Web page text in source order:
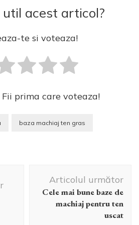
acest articol?
te si voteaza!
prima care voteaza!
baza machiaj ten gras
Articolul următor
Cele mai bune baze de
machiaj pentru ten
uscat